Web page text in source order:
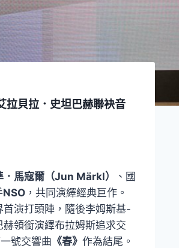
貝拉．史坦巴赫聯袂音
．馬寇爾（Jun Märkl）
、國
NSO ，共同演繹經典巨作。
首演打頭陣，隨後李姆斯基-
領銜演繹布拉姆斯追求交
號交響曲 《春》 作為結尾。